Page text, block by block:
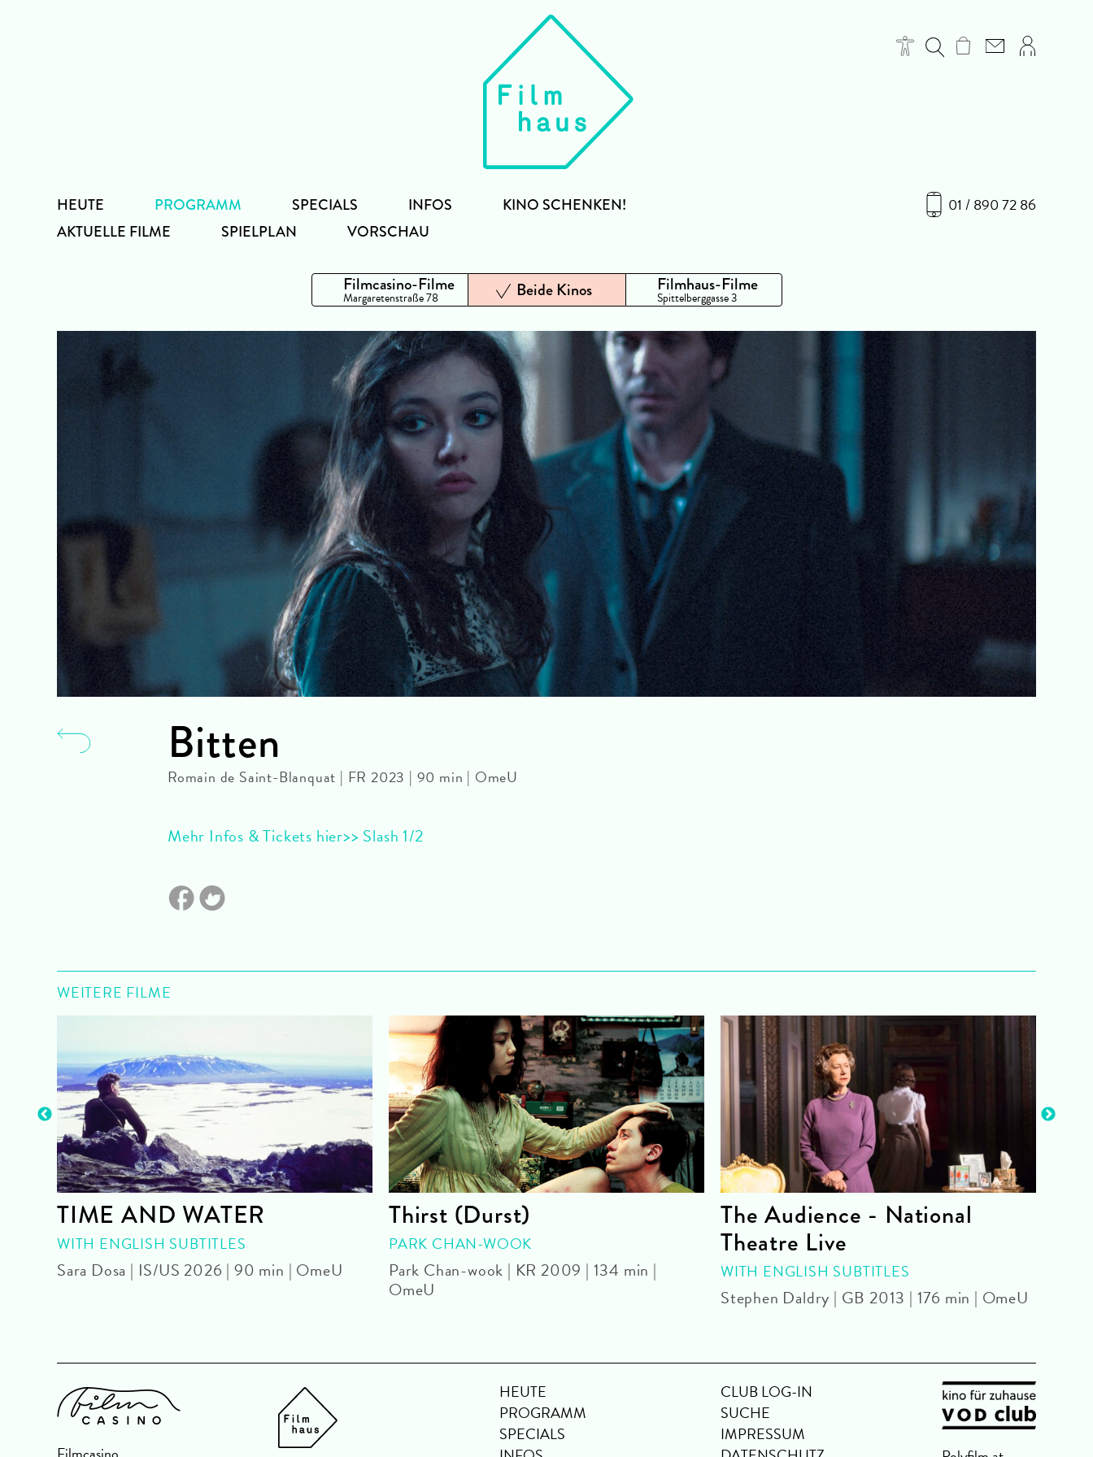
01 / 890 72 86
HEUTE
PROGRAMM
AKTUELLE FILME
SPIELPLAN VORSCHAU
SPECIALS INFOS KINO SCHENKEN!
Filmcasino-Filme
Margaretenstraße 78 Beide Kinos Filmhaus-Filme
Spittelberggasse 3
Bitten
Romain de Saint-Blanquat | FR 2023 | 90 min | OmeU
Mehr Infos & Tickets hier>> Slash 1/2
WEITERE FILME
TIME AND WATER
WITH ENGLISH SUBTITLES
Sara Dosa | IS/US 2026 | 90 min | OmeU
Thirst (Durst)
PARK CHAN-WOOK
Park Chan-wook | KR 2009 | 134 min |
OmeU
The Audience - National
Theatre Live
WITH ENGLISH SUBTITLES
Stephen Daldry | GB 2013 | 176 min | OmeU
HEUTE
PROGRAMM
SPECIALS
CLUB LOG-IN
SUCHE
IMPRESSUM